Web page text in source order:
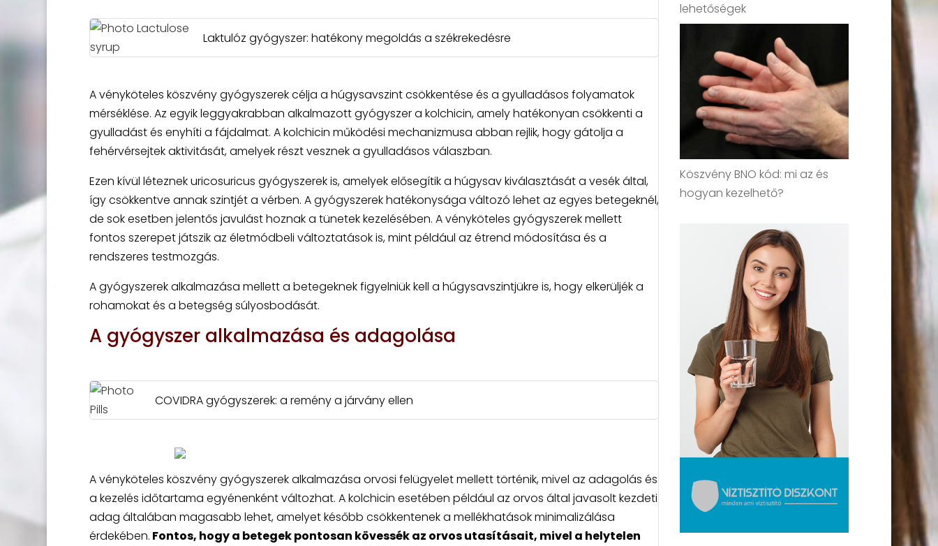
Laktulóz gyógyszer: hatékony megoldás a székrekedésre
A vényköteles köszvény gyógyszerek célja a húgysavszint csökkentése és a gyulladásos folyamatok
mérséklése. Az egyik leggyakrabban alkalmazott gyógyszer a kolchicin, amely hatékonyan csökkenti a
gyulladást és enyhíti a fájdalmat. A kolchicin működési mechanizmusa abban rejlik, hogy gátolja a
fehérvérsejtek aktivitását, amelyek részt vesznek a gyulladásos válaszban.
Ezen kívül léteznek uricosuricus gyógyszerek is, amelyek elősegítik a húgysav kiválasztását a vesék által,
így csökkentve annak szintjét a vérben. A gyógyszerek hatékonysága változó lehet az egyes betegeknél,
de sok esetben jelentős javulást hoznak a tünetek kezelésében. A vényköteles gyógyszerek mellett
fontos szerepet játszik az életmódbeli változtatások is, mint például az étrend módosítása és a
rendszeres testmozgás.
A gyógyszerek alkalmazása mellett a betegeknek figyelniük kell a húgysavszintjükre is, hogy elkerüljék a
rohamokat és a betegség súlyosbodását.
A gyógyszer alkalmazása és adagolása
COVIDRA gyógyszerek: a remény a járvány ellen
A vényköteles köszvény gyógyszerek alkalmazása orvosi felügyelet mellett történik, mivel az adagolás és
a kezelés időtartama egyénenként változhat. A kolchicin esetében például az orvos által javasolt kezdeti
adag általában magasabb lehet, amelyet később csökkentenek a mellékhatások minimalizálása
érdekében. Fontos, hogy a betegek pontosan kövessék az orvos utasításait, mivel a helytelen
lehetőségek
Köszvény BNO kód: mi az és
hogyan kezelhető?